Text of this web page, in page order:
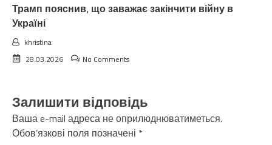
Трамп пояснив, що заважає закінчити війну в
Україні
khristina
28.03.2026
No Comments
Залишити відповідь
Ваша e-mail адреса не оприлюднюватиметься.
Обов’язкові поля позначені *